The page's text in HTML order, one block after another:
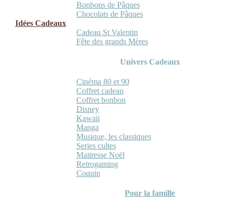
Bonbons de Pâques
Chocolats de Pâques
Idées Cadeaux
Cadeau St Valentin
Fête des grands Mères
Univers Cadeaux
Cinéma 80 et 90
Coffret cadeau
Coffret bonbon
Disney
Kawaii
Manga
Musique, les classiques
Series cultes
Maitresse Noël
Retrogaming
Coquin
Pour la famille